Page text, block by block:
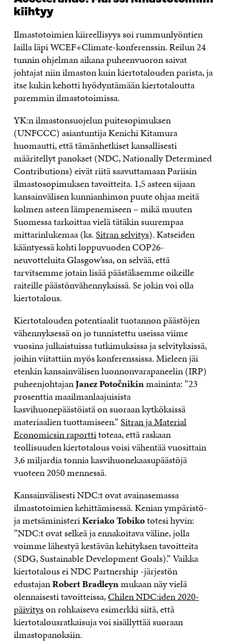
kiihtyy
Ilmastotoimien kiireellisyys soi rummunlyöntien
lailla läpi WCEF+Climate-konferenssin. Reilun 24
tunnin ohjelman aikana puheenvuoron saivat
johtajat niin ilmaston kuin kiertotalouden parista, ja
itse kukin kehotti hyödyntämään kiertotaloutta
paremmin ilmastotoimissa.
YK:n ilmastonsuojelun puitesopimuksen
(UNFCCC) asiantuntija Kenichi Kitamura
huomautti, että tämänhetkiset kansallisesti
määritellyt panokset (NDC, Nationally Determined
Contributions) eivät riitä saavuttamaan Pariisin
ilmastosopimuksen tavoitteita. 1,5 asteen sijaan
kansainvälisen kunnianhimon puute ohjaa meitä
kolmen asteen lämpenemiseen – mikä muuten
Suomessa tarkoittaa vielä tätäkin suurempaa
mittarinlukemaa (ks.Sitran selvitys). Katseiden
kääntyessä kohti loppuvuoden COP26-
neuvotteluita Glasgow’ssa, on selvää, että
tarvitsemme jotain lisää päästäksemme oikeille
raiteille päästönvähennyksissä. Se jokin voi olla
kiertotalous.
Kiertotalouden potentiaalit tuotannon päästöjen
vähennyksessä on jo tunnistettu useissa viime
vuosina julkaistuissa tutkimuksissa ja selvityksissä,
joihin viitattiin myös konferenssissa. Mieleen jäi
etenkin kansainvälisen luonnonvarapaneelin (IRP)
puheenjohtajanJanez Potočnikinmaininta: ”23
prosenttia maailmanlaajuisista
kasvihuonepäästöistä on suoraan kytköksissä
materiaalien tuottamiseen.”Sitran ja Material
Economicsin raporttitoteaa, että raskaan
teollisuuden kiertotalous voisi vähentää vuosittain
3,6 miljardia tonnia kasvihuonekaasupäästöjä
vuoteen 2050 mennessä.
Kansainvälisesti NDC:t ovat avainasemassa
ilmastotoimien kehittämisessä. Kenian ympäristö-
ja metsäministeriKeriako Tobikototesi hyvin:
”NDC:t ovat selkeä ja ennakoitava väline, jolla
voimme lähestyä kestävän kehityksen tavoitteita
(SDG, Sustainable Development Goals).” Vaikka
kiertotalous ei NDC Partnership -järjestön
edustajanRobert Bradleynmukaan näy vielä
olennaisesti tavoitteissa,Chilen NDC:iden 2020-
päivityson rohkaiseva esimerkki siitä, että
kiertotalousratkaisuja voi sisällyttää suoraan
ilmastopanoksiin.